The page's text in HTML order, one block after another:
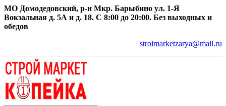
МО Домодедовский, р-н Мкр. Барыбино ул. 1-Я
Вокзальная д. 5А и д. 18. С 8:00 до 20:00. Без выходных и
обедов
stroimarketzarya@mail.ru